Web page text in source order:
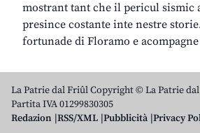
mostrant tant che il pericul sismic
presince costante inte nestre
fortunade di Floramo e
La Patrie dal Friûl Copyright © La Patrie
Partita IVA 01299830305
Redazion RSS/XML Pubblicità Privacy